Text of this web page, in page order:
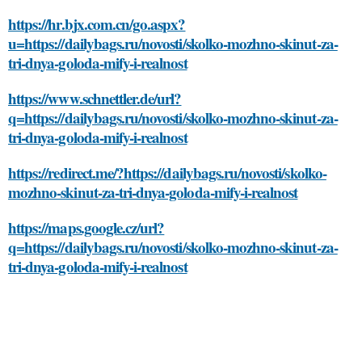
https://hr.bjx.com.cn/go.aspx?
u=https://dailybags.ru/novosti/skolko-mozhno-skinut-za-
tri-dnya-goloda-mify-i-realnost
https://www.schnettler.de/url?
q=https://dailybags.ru/novosti/skolko-mozhno-skinut-za-
tri-dnya-goloda-mify-i-realnost
https://redirect.me/?https://dailybags.ru/novosti/skolko-
mozhno-skinut-za-tri-dnya-goloda-mify-i-realnost
https://maps.google.cz/url?
q=https://dailybags.ru/novosti/skolko-mozhno-skinut-za-
tri-dnya-goloda-mify-i-realnost